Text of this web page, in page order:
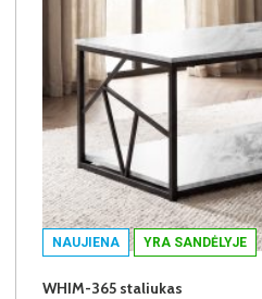
NAUJIENA YRA SANDĖLYJE
WHIM-365 staliukas